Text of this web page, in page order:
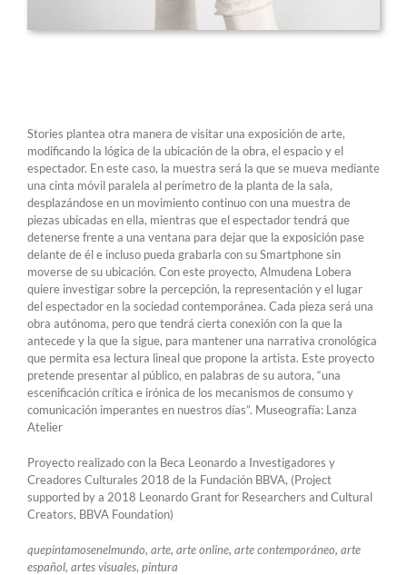
Stories plantea otra manera de visitar una exposición de arte,
modificando la lógica de la ubicación de la obra, el espacio y el
espectador. En este caso, la muestra será la que se mueva mediante
una cinta móvil paralela al perímetro de la planta de la sala,
desplazándose en un movimiento continuo con una muestra de
piezas ubicadas en ella, mientras que el espectador tendrá que
detenerse frente a una ventana para dejar que la exposición pase
delante de él e incluso pueda grabarla con su Smartphone sin
moverse de su ubicación. Con este proyecto, Almudena Lobera
quiere investigar sobre la percepción, la representación y el lugar
del espectador en la sociedad contemporánea. Cada pieza será una
obra autónoma, pero que tendrá cierta conexión con la que la
antecede y la que la sigue, para mantener una narrativa cronológica
que permita esa lectura lineal que propone la artista. Este proyecto
pretende presentar al público, en palabras de su autora, “una
escenificación crítica e irónica de los mecanismos de consumo y
comunicación imperantes en nuestros días”. Museografía: Lanza
Atelier
Proyecto realizado con la Beca Leonardo a Investigadores y
Creadores Culturales 2018 de la Fundación BBVA, (Project
supported by a 2018 Leonardo Grant for Researchers and Cultural
Creators, BBVA Foundation)
quepintamosenelmundo, arte, arte online, arte contemporáneo, arte
español, artes visuales, pintura